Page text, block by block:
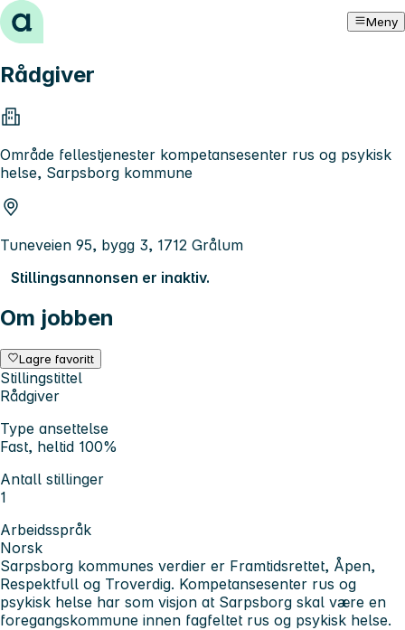
Hopp til innhold Meny
Rådgiver
Område fellestjenester kompetansesenter rus og psykisk
helse, Sarpsborg kommune
Tuneveien 95, bygg 3, 1712 Grålum
Stillingsannonsen er inaktiv.
Om jobben
Lagre favoritt
Stillingstittel
Rådgiver
Type ansettelse
Fast, heltid 100%
Antall stillinger
1
Arbeidsspråk
Norsk
Sarpsborg kommunes verdier er Framtidsrettet, Åpen,
Respektfull og Troverdig. Kompetansesenter rus og
psykisk helse har som visjon at Sarpsborg skal være en
foregangskommune innen fagfeltet rus og psykisk helse.